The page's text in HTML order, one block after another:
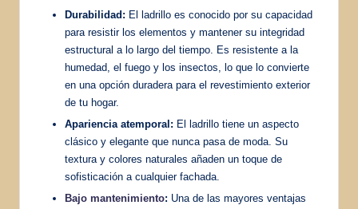
Durabilidad: El ladrillo es conocido por su capacidad
para resistir los elementos y mantener su integridad
estructural a lo largo del tiempo. Es resistente a la
humedad, el fuego y los insectos, lo que lo convierte
en una opción duradera para el revestimiento exterior
de tu hogar.
Apariencia atemporal: El ladrillo tiene un aspecto
clásico y elegante que nunca pasa de moda. Su
textura y colores naturales añaden un toque de
sofisticación a cualquier fachada.
Bajo mantenimiento: Una de las mayores ventajas